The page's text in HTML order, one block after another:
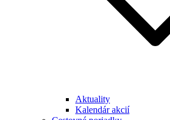
Aktuality
Kalendár akcií